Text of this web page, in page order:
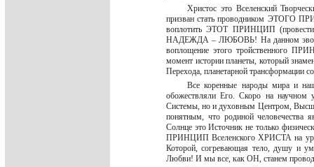
Христос это Вселенский
призван стать проводником ЭТОГО
воплотить ЭТОТ ПРИНЦИП
НАДЕЖДА – ЛЮБОВЬ! На данном
воплощение этого тройственного
момент истории планеты, который
Перехода, планетарной трансформации
Все коренные народы мира и
обожествляли Его. Скоро на научном
Системы, но и духовным Центром,
понятным, что родиной человечества
Солнце это Источник не только
ПРИНЦИП Вселенского ХРИСТА на
Которой, согревающая тело, душу и
Любви! И мы все, как ОН, станем